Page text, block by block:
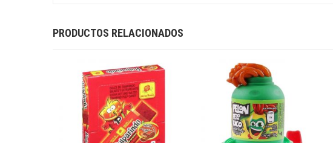
PRODUCTOS RELACIONADOS